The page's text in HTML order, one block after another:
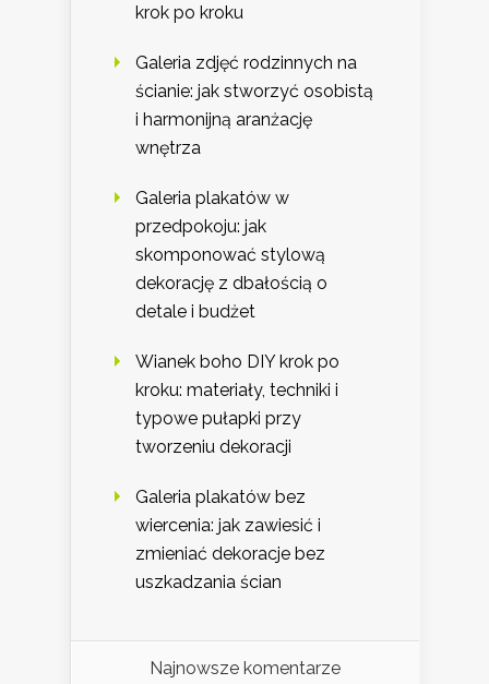
krok po kroku
Galeria zdjęć rodzinnych na
ścianie: jak stworzyć osobistą
i harmonijną aranżację
wnętrza
Galeria plakatów w
przedpokoju: jak
skomponować stylową
dekorację z dbałością o
detale i budżet
Wianek boho DIY krok po
kroku: materiały, techniki i
typowe pułapki przy
tworzeniu dekoracji
Galeria plakatów bez
wiercenia: jak zawiesić i
zmieniać dekoracje bez
uszkadzania ścian
Najnowsze komentarze